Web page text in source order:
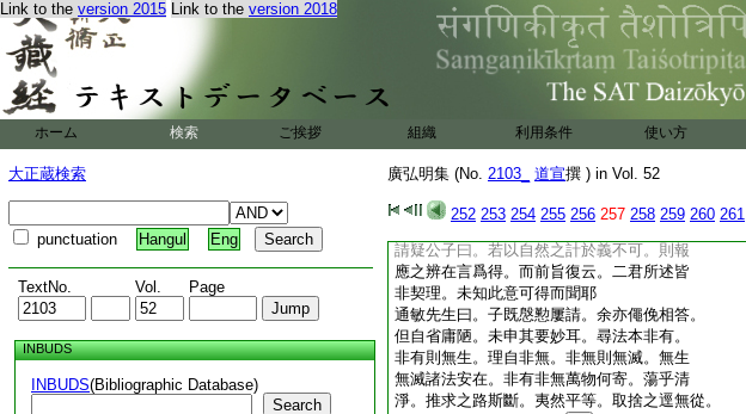
Link to the version 2015 Link to the version 2018
ホーム 検索 ご挨拶 組織 利用条件 使い方
大正蔵検索
punctuation Hangul Eng
TextNo. Vol. Page
INBUDS
INBUDS(Bibliographic Database)
Search
廣弘明集 (No. 2103_ 道宣撰 ) in Vol. 52
252 253 254 255 256 257 258 259 260 261
定性而然者。亦所未喩也。斯由曩生片善感
此命財。今世重殃未招果報。以其爲罪既大
受苦宜多。所以且緩其誅宜縱其惡。一朝禍
盈釁積。則便覆巣碎卵。長歸鬲子泥
犁。永
處無間地獄。故書云。惡不積無以滅身。此之
謂矣。亦有見招果報事接見聞。至如王莽簒
逆則懸首斬臺。董卓凶殘則曝屍都市。晋侯
殺趙朔。感陷厠之悲。 22 齊主害彭生。有墜車
之痛。夏祚顛覆桀之罪也。殷宗殄喪紂之過
焉。故知因果之義陸離難准。業報之理參差
請疑公子曰。若以自然之計於義不可。則報
應之辨在言爲得。而前旨復云。二君所述皆
非契理。未知此意可得而聞耶
通敏先生曰。子既慇懃屢請。余亦僶俛相答。
但自省庸陋。未申其要妙耳。尋法本非有。
非有則無生。理自非無。非無則無滅。無生
無滅諸法安在。非有非無萬物何寄。蕩乎清
淨。推求之路斯斷。夷然平等。取捨之逕無從。